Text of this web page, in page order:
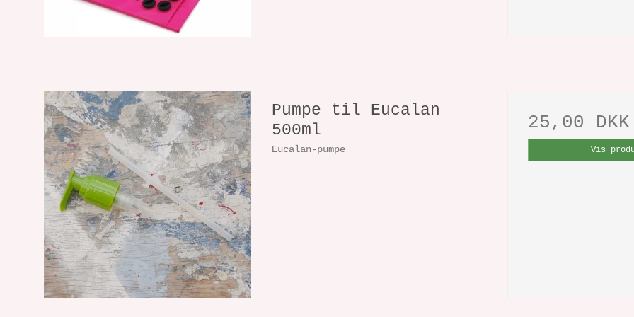
Pumpe til Eucalan
500ml
Eucalan-pumpe
25,00 DKK
Vis